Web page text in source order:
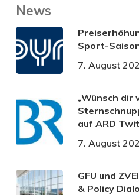
News
Sport-
7. August
„Wünsch dir
auf ARD
7. August
GFU und
& Policy